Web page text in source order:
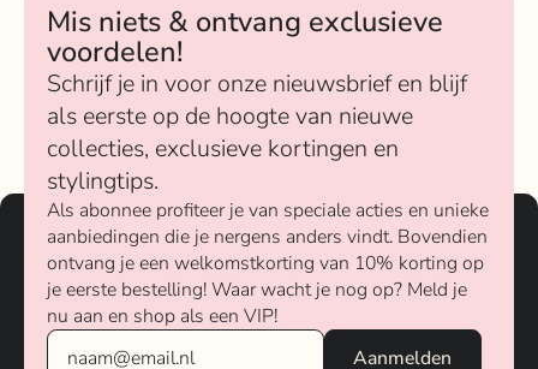
Mis niets & ontvang exclusieve
voordelen!
Schrijf je in voor onze nieuwsbrief en blijf
als eerste op de hoogte van nieuwe
collecties, exclusieve kortingen en
stylingtips.
Als abonnee profiteer je van speciale acties en unieke
aanbiedingen die je nergens anders vindt. Bovendien
ontvang je een welkomstkorting van 10% korting op
je eerste bestelling! Waar wacht je nog op? Meld je
nu aan en shop als een VIP!